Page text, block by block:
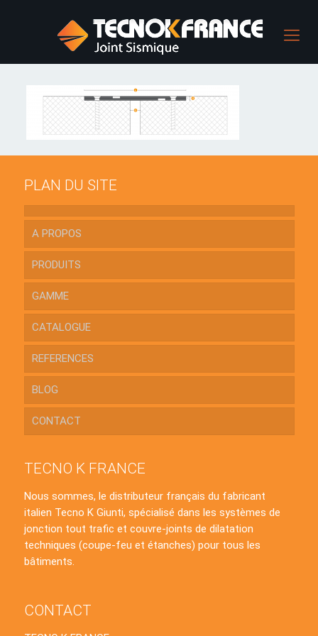
PLAN DU SITE
A PROPOS
PRODUITS
GAMME
CATALOGUE
REFERENCES
BLOG
CONTACT
TECNO K FRANCE
Nous sommes, le distributeur français du fabricant
italien Tecno K Giunti, spécialisé dans les systèmes de
jonction tout trafic et couvre-joints de dilatation
techniques (coupe-feu et étanches) pour tous les
bâtiments.
CONTACT